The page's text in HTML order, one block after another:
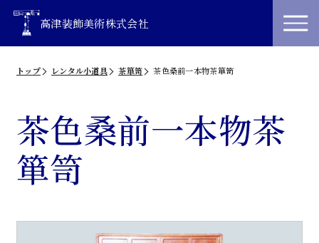
高津装飾美術株式会社
トップ レンタル小道具 茶箪笥 茶色桑前一本物茶箪笥
茶色桑前一本物茶
箪笥